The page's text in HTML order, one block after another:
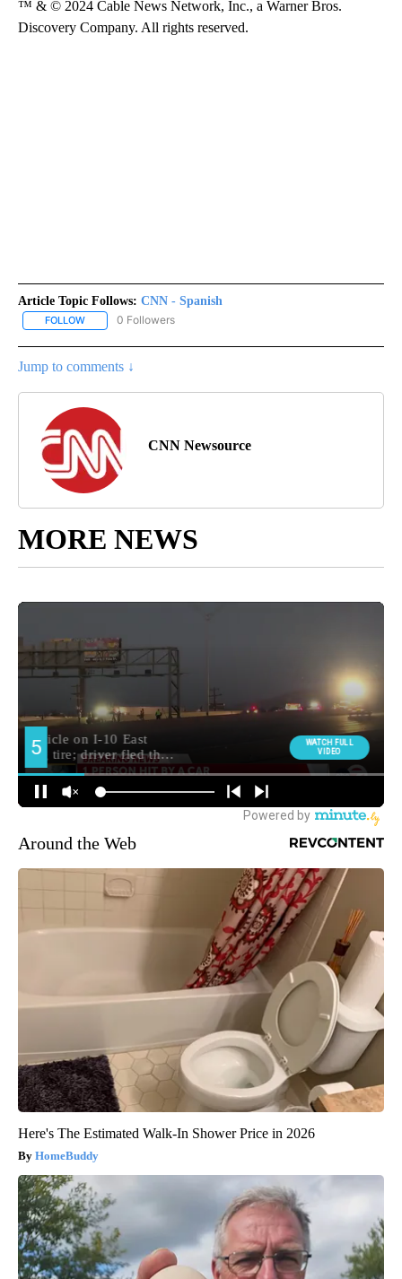
™ & © 2024 Cable News Network, Inc., a Warner Bros.
Discovery Company. All rights reserved.
Article Topic Follows: CNN - Spanish
FOLLOW FOLLOW "CNN - SPANISH" TO RECEIVE NOTIFICATIONS ABOUT
0 Followers
Jump to comments ↓
CNN Newsource
MORE NEWS
Around the Web
Here's The Estimated Walk-In Shower Price in 2026
HomeBuddy